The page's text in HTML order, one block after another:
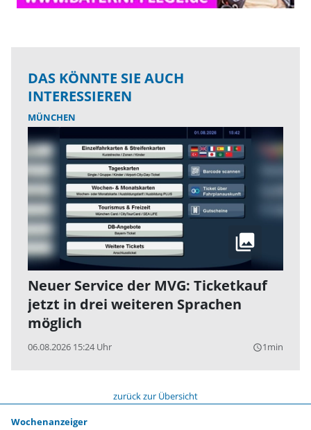
DAS KÖNNTE SIE AUCH
INTERESSIEREN
MÜNCHEN
Neuer Service der MVG: Ticketkauf
jetzt in drei weiteren Sprachen
möglich
06.08.2026 15:24 Uhr query_builder1min
zurück zur Übersicht
Wochenanzeiger